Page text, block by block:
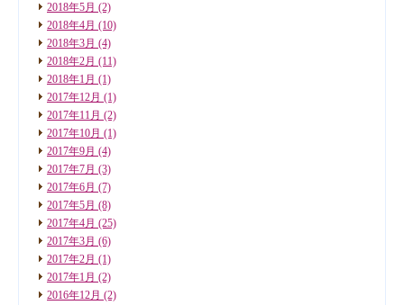
2018年5月 (2)
2018年4月 (10)
2018年3月 (4)
2018年2月 (11)
2018年1月 (1)
2017年12月 (1)
2017年11月 (2)
2017年10月 (1)
2017年9月 (4)
2017年7月 (3)
2017年6月 (7)
2017年5月 (8)
2017年4月 (25)
2017年3月 (6)
2017年2月 (1)
2017年1月 (2)
2016年12月 (2)